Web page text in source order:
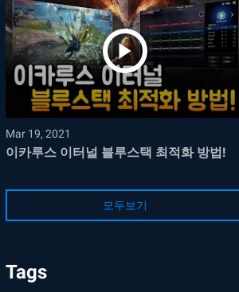
Mar 19, 2021
이카루스 이터널 블루스택 최적화 방법!
모두보기
Tags